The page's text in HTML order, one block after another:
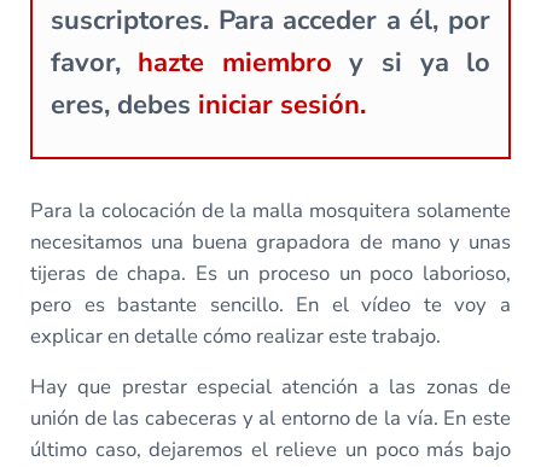
suscriptores. Para acceder a él, por
favor, hazte miembro y si ya lo
eres, debes iniciar sesión.
Para la colocación de la malla mosquitera solamente
necesitamos una buena grapadora de mano y unas
tijeras de chapa. Es un proceso un poco laborioso,
pero es bastante sencillo. En el vídeo te voy a
explicar en detalle cómo realizar este trabajo.
Hay que prestar especial atención a las zonas de
unión de las cabeceras y al entorno de la vía. En este
último caso, dejaremos el relieve un poco más bajo